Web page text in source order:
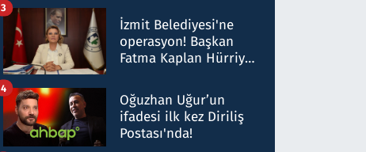
Milyar liralık para
trafiği tespit edildi
İzmit Belediyesi'ne
operasyon! Başkan
Fatma Kaplan Hürriyet
3
Oğuzhan Uğur’un
ifadesi ilk kez Diriliş
Postası'nda!
4